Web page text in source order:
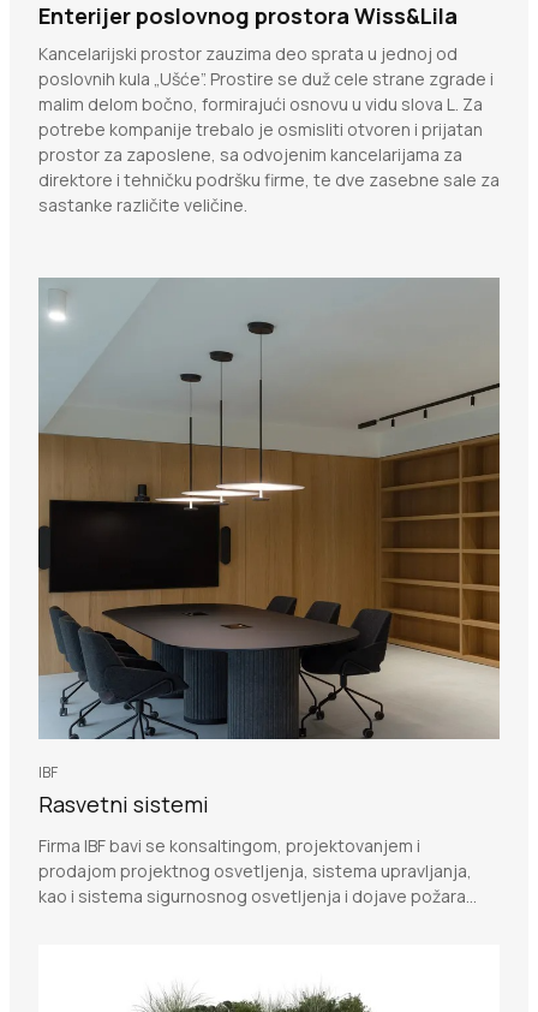
Enterijer poslovnog prostora Wiss&Lila
Kancelarijski prostor zauzima deo sprata u jednoj od
poslovnih kula „Ušće”. Prostire se duž cele strane zgrade i
malim delom bočno, formirajući osnovu u vidu slova L. Za
potrebe kompanije trebalo je osmisliti otvoren i prijatan
prostor za zaposlene, sa odvojenim kancelarijama za
direktore i tehničku podršku firme, te dve zasebne sale za
sastanke različite veličine.
IBF
Rasvetni sistemi
Firma IBF bavi se konsaltingom, projektovanjem i
prodajom projektnog osvetljenja, sistema upravljanja,
kao i sistema sigurnosnog osvetljenja i dojave požara...